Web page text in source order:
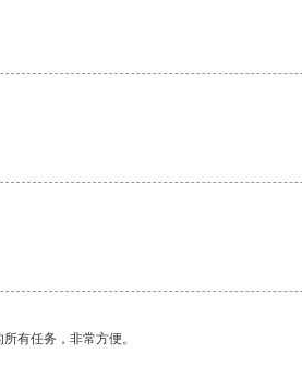
有任务，非常方便。